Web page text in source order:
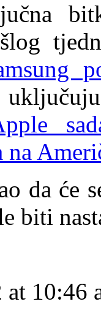
na
da će
biti
at 10:46